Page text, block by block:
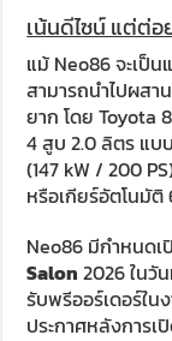
เน้นดีไซน์ แต่ต่
แม้ Neo86 จะเป็
สามารถนำไปผสา
ยาก โดย Toyota
4 สูบ 2.0 ลิตร แบ
(147 kW / 200
หรือเกียร์อัตโนมั
Neo86 มีกำหนด
Salon 2026 ในวั
รับพรีออร์เดอร์ใน
ประกาศหลังการเ